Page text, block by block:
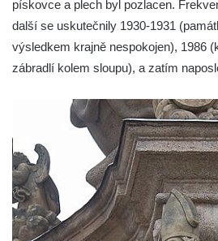
pískovce a plech byl pozlacen.
další se uskutečnily 1930-1931
výsledkem krajně nespokojen), 1986
zábradlí kolem sloupu), a zatím